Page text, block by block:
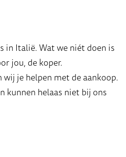
in Italië. Wat we niét doen is
jou, de koper.
je helpen met de aankoop.
kunnen helaas niet bij ons